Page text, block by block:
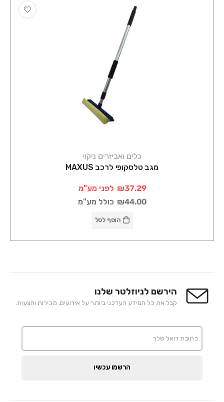
כלים ואביזרים ניקוי
מגב טלסקופי לרכב MAXUS
₪37.29 לפני מע"מ
₪44.00 כולל מע"מ
הוסף לסל
הירשם לניוזלטר שלנו
קבל את כל המידע העדכני ביותר על אירועים, מכירות והצעות.
הרשמו עכשיו